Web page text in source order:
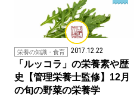
栄養の知識・食育 2017.12.22
「ルッコラ」の栄養素や歴
史【管理栄養士監修】12月
の旬の野菜の栄養学